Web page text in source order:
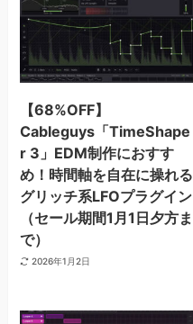
【68%OFF】
Cableguys「TimeShape
r 3」EDM制作におすす
め！時間軸を自在に操れる
グリッチ系LFOプラグイン
（セール期間1月1日夕方ま
で）
2026年1月2日